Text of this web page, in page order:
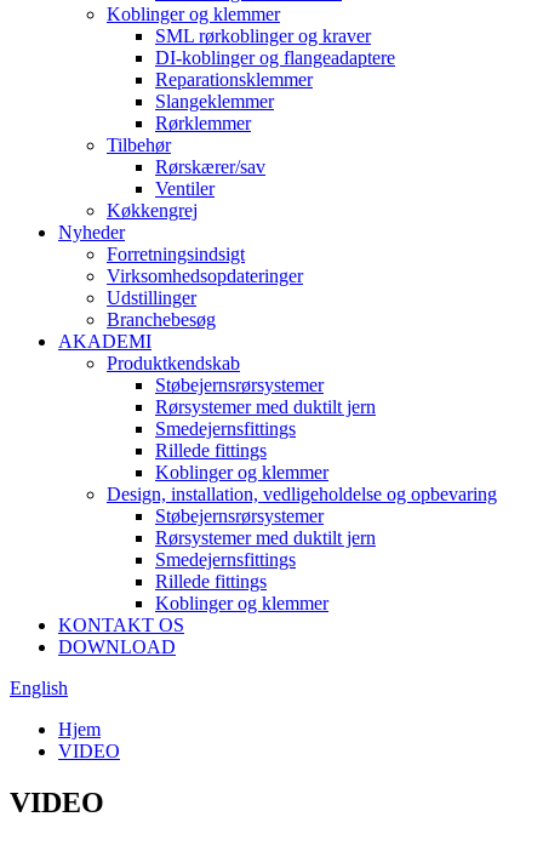
Koblinger og klemmer
SML rørkoblinger og kraver
DI-koblinger og flangeadaptere
Reparationsklemmer
Slangeklemmer
Rørklemmer
Tilbehør
Rørskærer/sav
Ventiler
Køkkengrej
Nyheder
Forretningsindsigt
Virksomhedsopdateringer
Udstillinger
Branchebesøg
AKADEMI
Produktkendskab
Støbejernsrørsystemer
Rørsystemer med duktilt jern
Smedejernsfittings
Rillede fittings
Koblinger og klemmer
Design, installation, vedligeholdelse og opbevaring
Støbejernsrørsystemer
Rørsystemer med duktilt jern
Smedejernsfittings
Rillede fittings
Koblinger og klemmer
KONTAKT OS
DOWNLOAD
English
Hjem
VIDEO
VIDEO